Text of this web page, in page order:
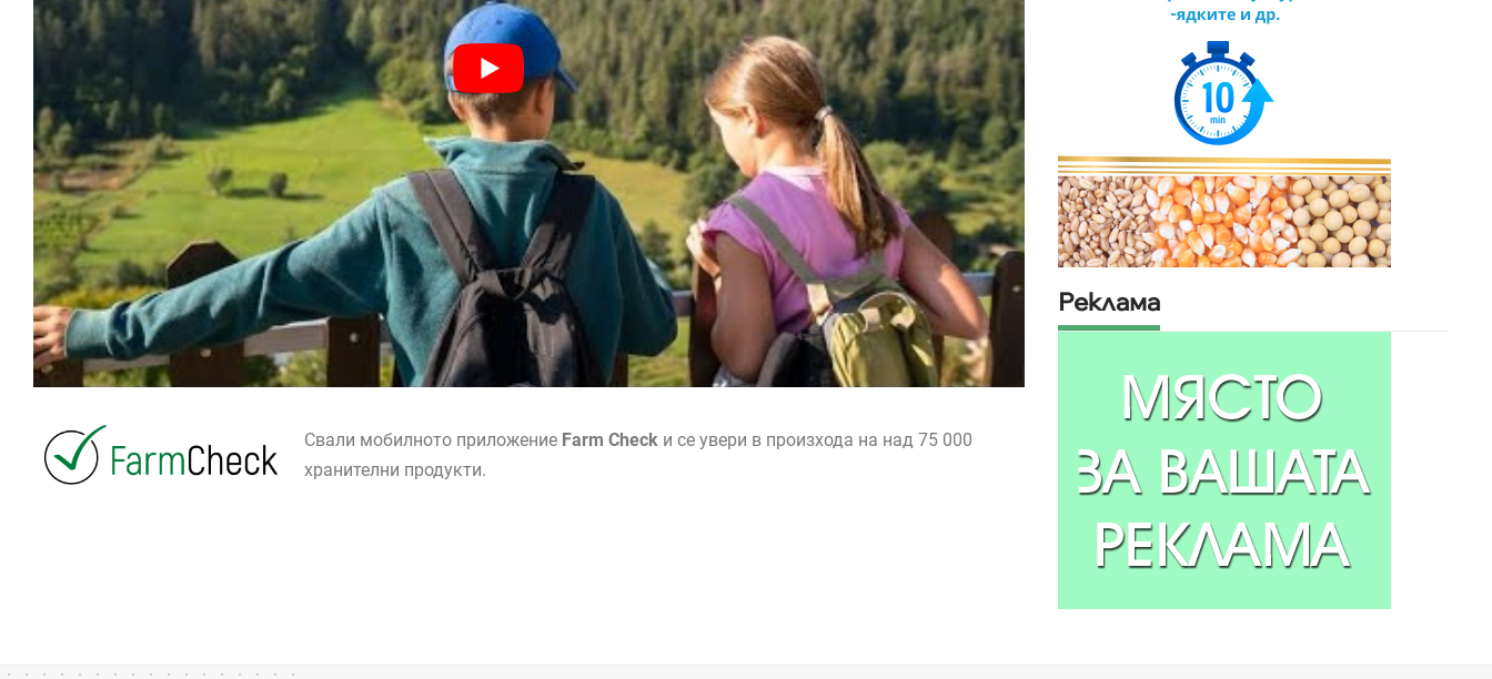
Свали мобилното приложение Farm Checkи се увери в произхода на над 75 000
хранителни продукти.
Реклама